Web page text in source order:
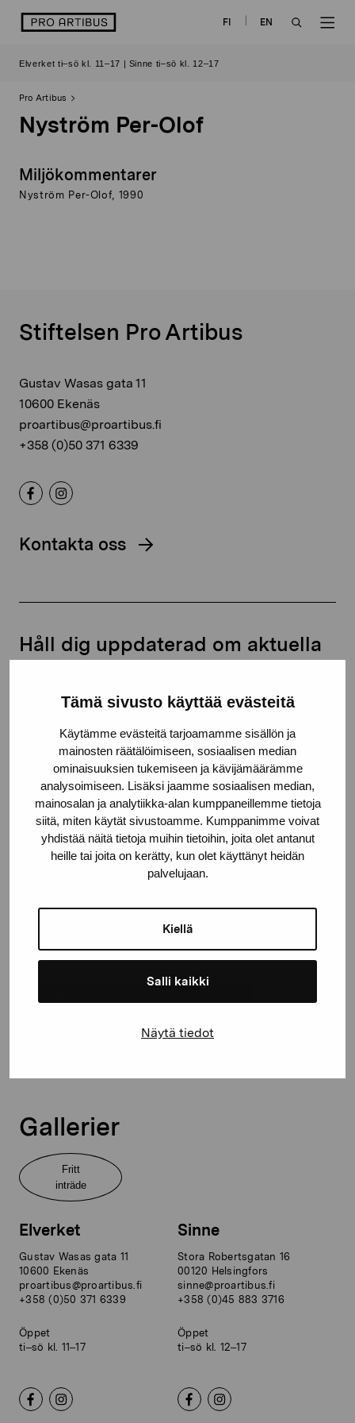
Tämä sivusto käyttää evästeitä
Käytämme evästeitä tarjoamamme sisällön ja
mainosten räätälöimiseen, sosiaalisen median
ominaisuuksien tukemiseen ja kävijämäärämme
analysoimiseen. Lisäksi jaamme sosiaalisen median,
mainosalan ja analytiikka-alan kumppaneillemme tietoja
siitä, miten käytät sivustoamme. Kumppanimme voivat
yhdistää näitä tietoja muihin tietoihin, joita olet antanut
heille tai joita on kerätty, kun olet käyttänyt heidän
palvelujaan.
Kiellä
Salli kaikki
Näytä tiedot
logo FI
EN
Elverket ti–sö kl. 11–17 | Sinne ti–sö kl. 12–17
Pro Artibus
Nyström Per-Olof
Miljökommentarer
Nyström Per-Olof, 1990
Stiftelsen Pro Artibus
Gustav Wasas gata 11
10600 Ekenäs
proartibus@proartibus.fi
+358 (0)50 371 6339
Kontakta oss
Håll dig uppdaterad om aktuella
Efternamn
E-postadress
Gallerier
Fritt
inträde
Elverket
Gustav Wasas gata 11
10600 Ekenäs
proartibus@proartibus.fi
+358 (0)50 371 6339
Öppet
ti–sö kl. 11–17
Sinne
Stora Robertsgatan 16
00120 Helsingfors
sinne@proartibus.fi
+358 (0)45 883 3716
Öppet
ti–sö kl. 12–17